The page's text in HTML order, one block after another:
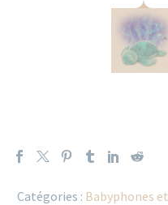
Catégories : Babyphones